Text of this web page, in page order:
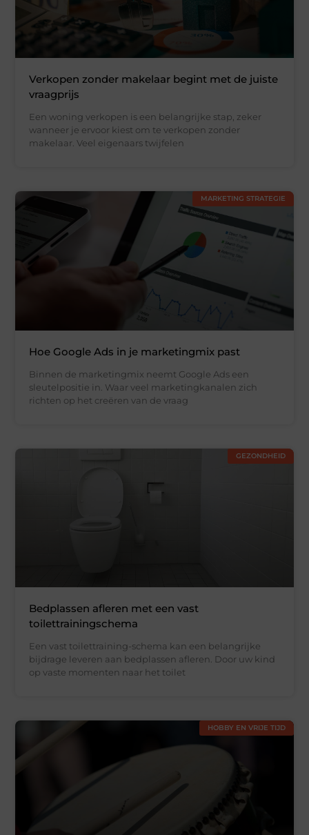
Verkopen zonder makelaar begint met de juiste
vraagprijs
Een woning verkopen is een belangrijke stap, zeker
wanneer je ervoor kiest om te verkopen zonder
makelaar. Veel eigenaars twijfelen
MARKETING STRATEGIE
Hoe Google Ads in je marketingmix past
Binnen de marketingmix neemt Google Ads een
sleutelpositie in. Waar veel marketingkanalen zich
richten op het creëren van de vraag
GEZONDHEID
Bedplassen afleren met een vast
toilettrainingschema
Een vast toilettraining-schema kan een belangrijke
bijdrage leveren aan bedplassen afleren. Door uw kind
op vaste momenten naar het toilet
HOBBY EN VRIJE TIJD